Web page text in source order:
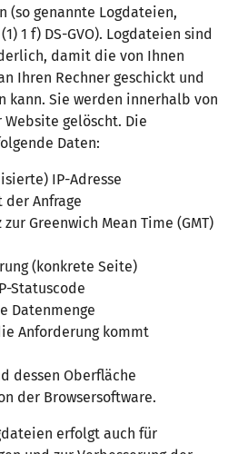
(so genannte Logdateien,
1 f) DS-GVO). Logdateien sind
damit die von Ihnen
Ihren Rechner geschickt und
kann. Sie werden innerhalb von
Website gelöscht. Die
Daten:
IP-Adresse
der Anfrage
Greenwich Mean Time (GMT)
(konkrete Seite)
Statuscode
Datenmenge
Anforderung kommt
dessen Oberfläche
der Browsersoftware.
erfolgt auch für